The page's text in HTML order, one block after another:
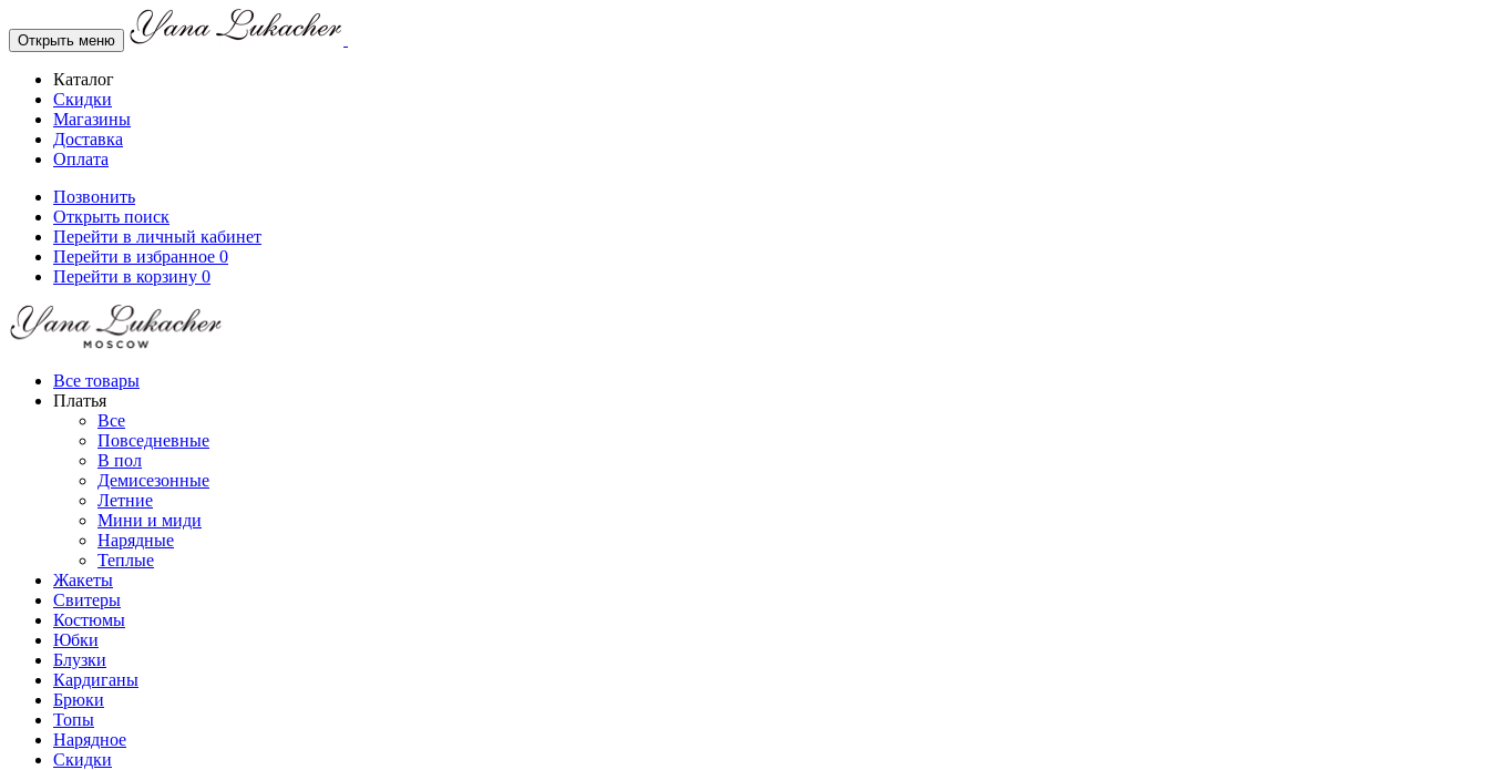
Открыть меню
Каталог
Скидки
Магазины
Доставка
Оплата
Позвонить
Открыть поиск
Перейти в личный кабинет
Перейти в избранное 0
Перейти в корзину 0
Все товары
Платья
Все
Повседневные
В пол
Демисезонные
Летние
Мини и миди
Нарядные
Теплые
Жакеты
Свитеры
Костюмы
Юбки
Блузки
Кардиганы
Брюки
Топы
Нарядное
Скидки